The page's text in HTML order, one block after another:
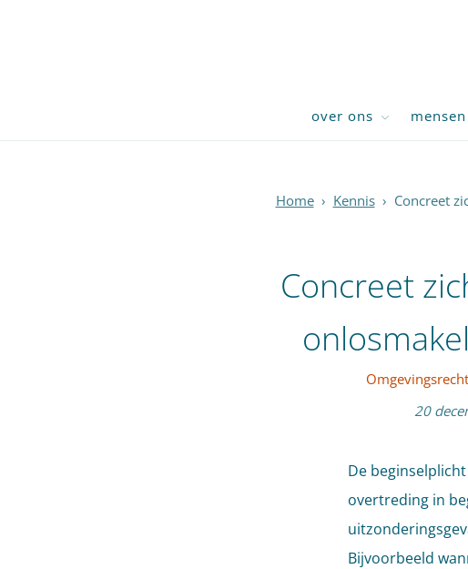
over ons mensen
Home › Kennis › Concreet
Concreet
Omgevingsrecht
20
De
overtreding in
Bijvoorbeeld